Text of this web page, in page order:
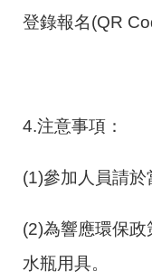
登錄報名(QR
4.注意事項：
(1)參加人員請於
(2)為響應環保
水瓶用具。